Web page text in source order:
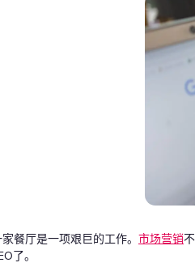
Chowbus Go商
餐厅是一项艰巨的工作。 市场营销
了。